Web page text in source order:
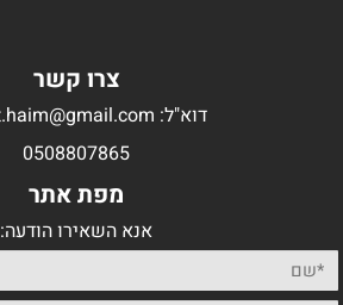
צרו קשר
דוא"ל: mahat.haim@gmail.com
0508807865
מפת אתר
אנא השאירו הודעה: